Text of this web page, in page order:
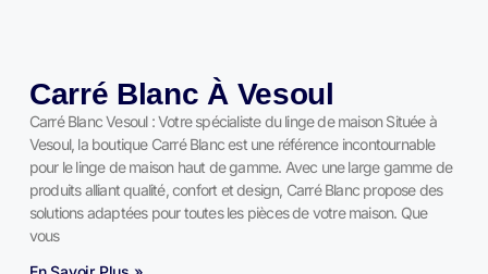
Carré Blanc À Vesoul
Carré Blanc Vesoul : Votre spécialiste du linge de maison Située à
Vesoul, la boutique Carré Blanc est une référence incontournable
pour le linge de maison haut de gamme. Avec une large gamme de
produits alliant qualité, confort et design, Carré Blanc propose des
solutions adaptées pour toutes les pièces de votre maison. Que
vous